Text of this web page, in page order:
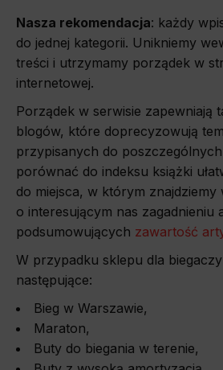
Nasza rekomendacja: każdy
do jednej kategorii. Unikniemy
treści i utrzymamy porządek w
internetowej.
Porządek w serwisie zapewniają
blogów, które doprecyzowują
przypisanych do
porównać do indeksu książki
do miejsca, w którym znajdziemy
o interesującym nas zagadnieniu
podsumowujących zawartość
W przypadku sklepu dla
następujące:
Bieg w Warszawie,
Maraton,
Buty do biegania w terenie,